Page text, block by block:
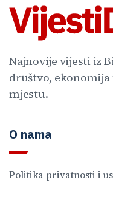
Najnovije vijesti iz
društvo, ekonomija
mjestu.
O nama
Politika privatnosti i